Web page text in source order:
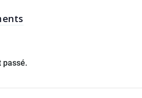
passé.